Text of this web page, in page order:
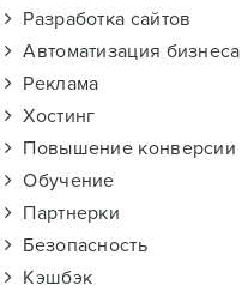
Разработка сайтов
Автоматизация бизнеса
Реклама
Хостинг
Повышение конверсии
Обучение
Партнерки
Безопасность
Кэшбэк